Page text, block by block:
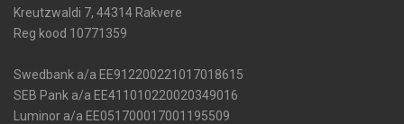
Kreutzwaldi 7, 44314 Rakvere
Reg kood 10771359
Swedbank a/a EE912200221017018615
SEB Pank a/a EE411010220020349016
Luminor a/a EE051700017001195509